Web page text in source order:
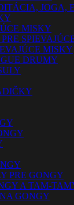
JOGA,
MISKY
MISKY
DRUMY
PRE GONGY
A TAM-
GONGY